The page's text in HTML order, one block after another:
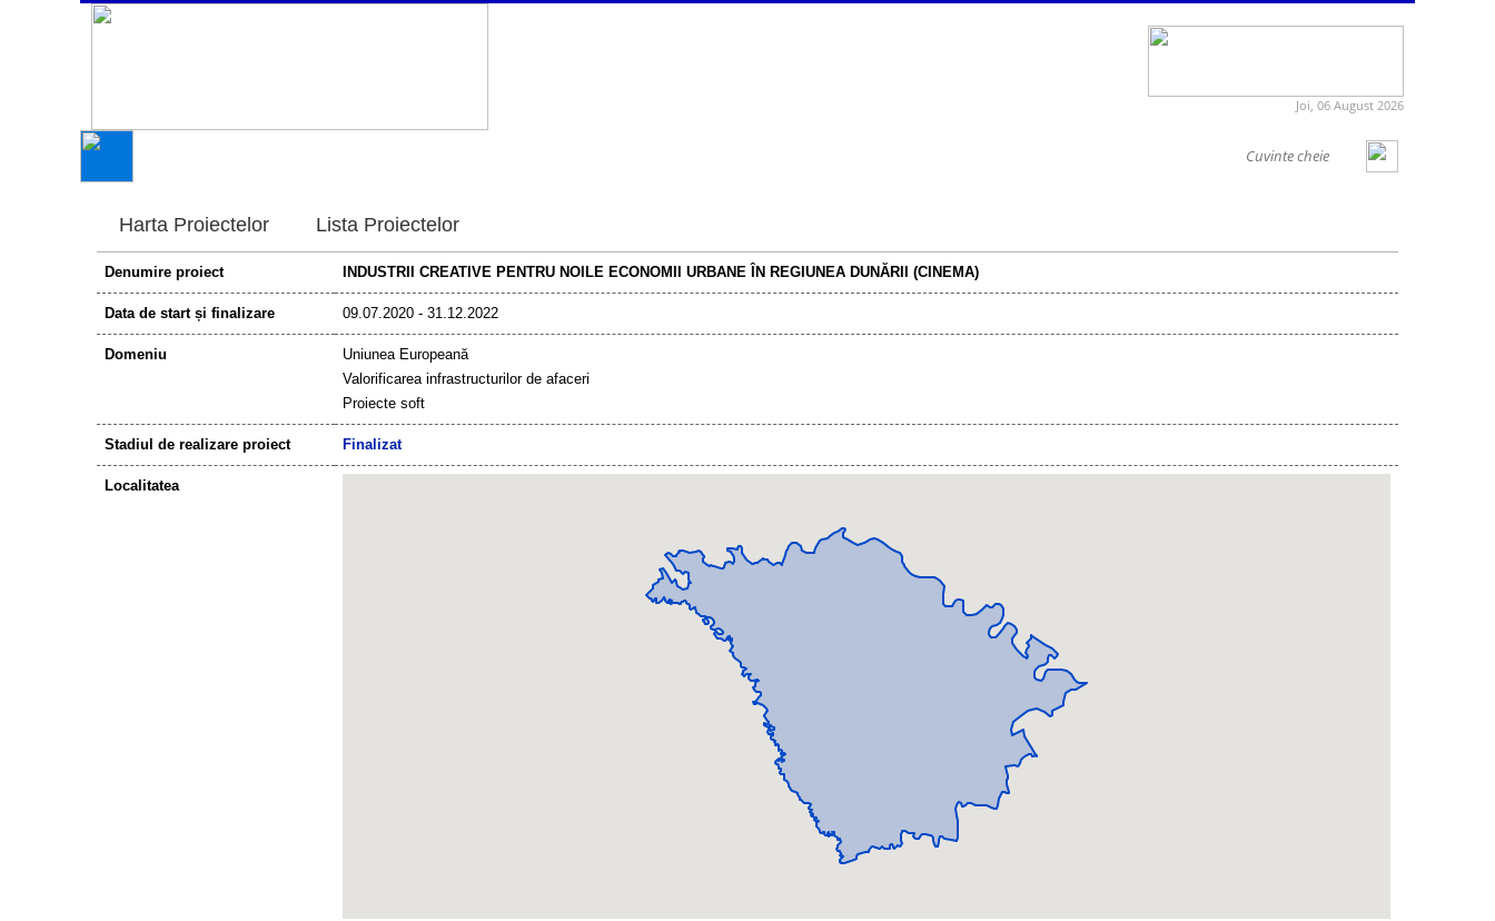
Joi, 06 August 2026
Harta Proiectelor Lista Proiectelor
Denumire proiect INDUSTRII CREATIVE PENTRU NOILE ECONOMII URBANE ÎN REGIUNEA DUNĂRII (CINEMA)
Data de start și finalizare 09.07.2020 - 31.12.2022
Domeniu
Uniunea Europeană
Valorificarea infrastructurilor de afaceri
Proiecte soft
Stadiul de realizare proiect Finalizat
Localitatea